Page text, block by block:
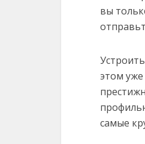
вы
этом
самые